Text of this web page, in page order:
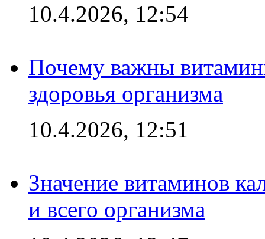
10.4.2026, 12:54
Почему важны
здоровья организма
10.4.2026, 12:51
Значение витаминов
и всего организма